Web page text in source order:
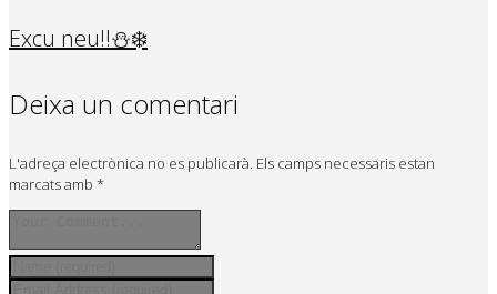
Excu neu!!⛄️❄️
Deixa un comentari
L'adreça electrònica no es publicarà. Els camps necessaris estan
marcats amb *